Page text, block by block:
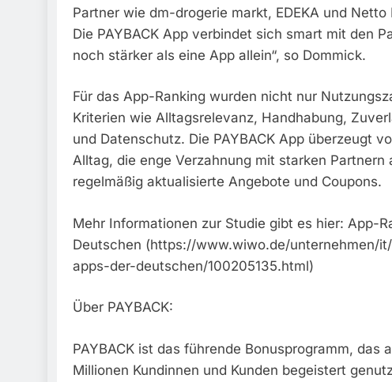
Partner wie dm-drogerie markt, EDEKA und
Die PAYBACK App verbindet sich smart mit den
noch stärker als eine App allein“, so Dommick.
Für das App-Ranking wurden nicht nur
Kriterien wie Alltagsrelevanz, Handhabung,
und Datenschutz. Die PAYBACK App überzeugt
Alltag, die enge Verzahnung mit starken
regelmäßig aktualisierte Angebote und Coupons.
Mehr Informationen zur Studie gibt es hier: App-
Deutschen (https://www.wiwo.de/unternehmen/
apps-der-deutschen/100205135.html)
Über PAYBACK:
PAYBACK ist das führende Bonusprogramm,
Millionen Kundinnen und Kunden begeistert